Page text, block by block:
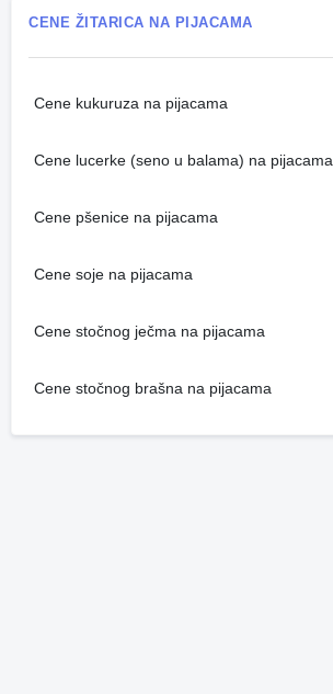
CENE ŽITARICA NA PIJACAMA
Cene kukuruza na pijacama
Cene lucerke (seno u balama) na pijacama
Cene pšenice na pijacama
Cene soje na pijacama
Cene stočnog ječma na pijacama
Cene stočnog brašna na pijacama